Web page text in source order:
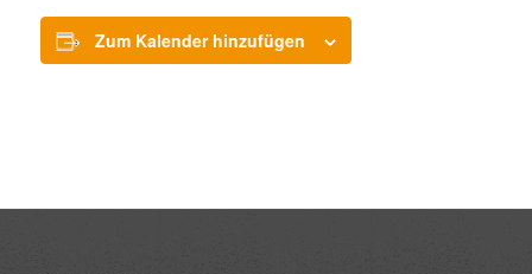
Zum Kalender hinzufügen